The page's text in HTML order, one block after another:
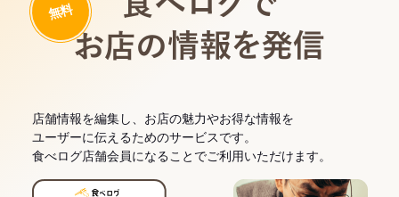
無料
店舗情報を編集し、お店の魅力やお得な情報を
ユーザーに伝えるためのサービスです。
食べログ店舗会員になることでご利用いただけます。